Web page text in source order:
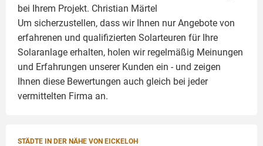
bei Ihrem Projekt. Christian Märtel
Um sicherzustellen, dass wir Ihnen nur Angebote von
erfahrenen und qualifizierten Solarteuren für Ihre
Solaranlage erhalten, holen wir regelmäßig Meinungen
und Erfahrungen unserer Kunden ein - und zeigen
Ihnen diese Bewertungen auch gleich bei jeder
vermittelten Firma an.
STÄDTE IN DER NÄHE VON EICKELOH